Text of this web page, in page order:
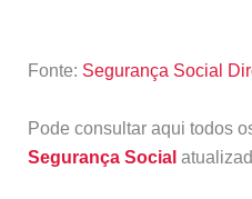
Fonte: Segurança Social
Pode consultar aqui todos
Segurança Social